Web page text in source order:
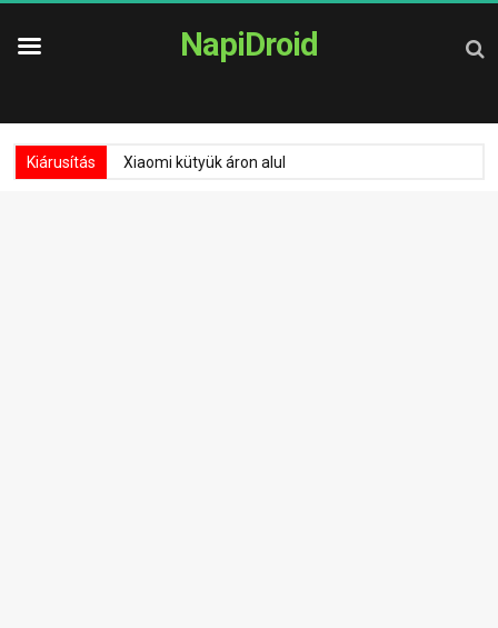
NapiDroid
Kiárusítás Xiaomi kütyük áron alul